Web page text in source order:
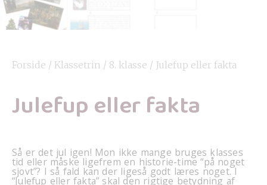
Forside / Klassetrin / 8. klasse / Julefup eller fakta
Julefup eller fakta
Så er det jul igen! Mon ikke mange bruges klasses
tid eller måske ligefrem en historie-time “på noget
sjovt”? I så fald kan der ligeså godt læres noget. I
“Julefup eller fakta” skal den rigtige betydning af